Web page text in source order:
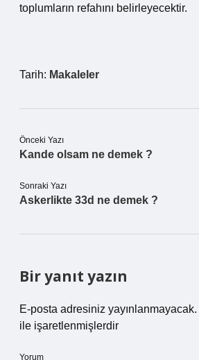
toplumların refahını belirleyecektir.
Tarih: Makaleler
Önceki Yazı
Kande olsam ne demek ?
Sonraki Yazı
Askerlikte 33d ne demek ?
Bir yanıt yazın
E-posta adresiniz yayınlanmayacak.
ile işaretlenmişlerdir
Yorum